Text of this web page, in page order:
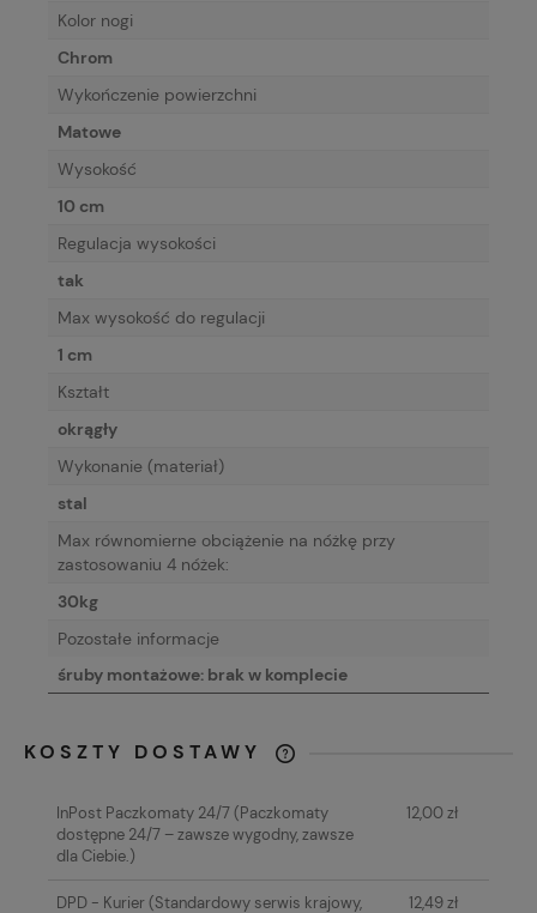
Kolor nogi
Chrom
Wykończenie powierzchni
Matowe
Wysokość
10 cm
Regulacja wysokości
tak
Max wysokość do regulacji
1 cm
Kształt
okrągły
Wykonanie (materiał)
stal
Max równomierne obciążenie na nóżkę przy
zastosowaniu 4 nóżek:
30kg
Pozostałe informacje
śruby montażowe: brak w komplecie
KOSZTY DOSTAWY
KOSZTÓW PŁATNOŚCI
InPost Paczkomaty 24/7(Paczkomaty
dostępne 24/7 – zawsze wygodny, zawsze
dla Ciebie.)
12,00 zł
DPD - Kurier(Standardowy serwis krajowy,
12,49 zł